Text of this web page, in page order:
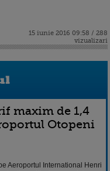
15 iunie 2016 09:58 / 288
vizualizari
maxim de 1,4
Otopeni
Aeroportul International Henri